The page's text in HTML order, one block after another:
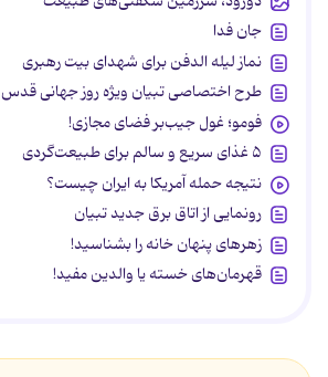
جان فدا
نماز لیله الدفن برای شهدای بیت رهبری
طرح اختصاصی تبیان ویژه روز جهانی قدس
فومو؛ غول جیب‌بر فضای مجازی!
۵ غذای سریع و سالم برای طبیعت‌گردی
نتیجه حمله آمریکا به ایران چیست؟
رونمایی از اتاق برق جدید تبیان
زهرهای پنهان خانه را بشناسید!
قهرمان‌های خسته یا والدین مفید!